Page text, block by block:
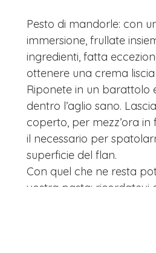
Pesto di mandorle: con
immersione, frullate
ingredienti, fatta
ottenere una crema
Riponete in un barattolo
dentro l’aglio sano.
coperto, per mezz’ora
il necessario per
superficie del flan.
Con quel che ne resta
vostra pasta: ricordatevi